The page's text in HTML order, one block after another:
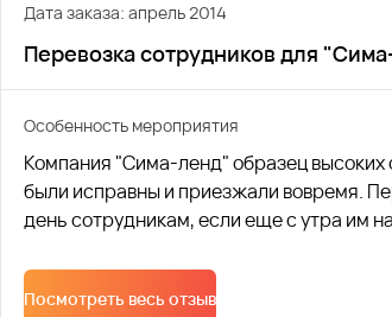
Дата заказа: апрель 2014
Перевозка сотрудников для
Особенность мероприятия
Компания "Сима-ленд" образец высоких
были исправны и приезжали вовремя.
день сотрудникам, если еще с утра им
пассажирами.
Посмотреть весь отзыв